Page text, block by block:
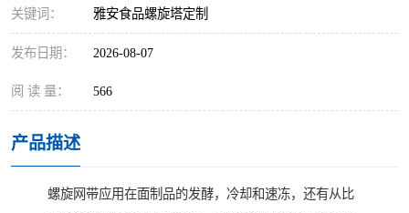
关键词： 雅安食品螺旋塔定制
发布日期： 2026-08-07
阅 读 量： 566
产品描述
螺旋网带应用在面制品的发酵，冷却和速冻，还有从比